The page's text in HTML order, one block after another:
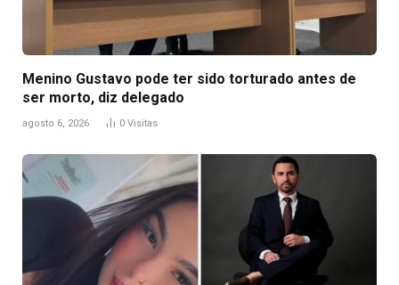
Menino Gustavo pode ter sido torturado antes de
ser morto, diz delegado
agosto 6, 2026 0 Visitas